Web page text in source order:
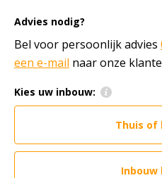
Advies nodig?
Bel voor persoonlijk advies
een e-mail naar onze
Kies uw inbouw:
Thuis of
Inbouw